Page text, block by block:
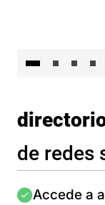
de redes
Imagen
Accede a